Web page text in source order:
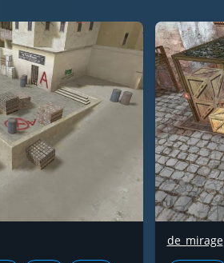
de_mirage